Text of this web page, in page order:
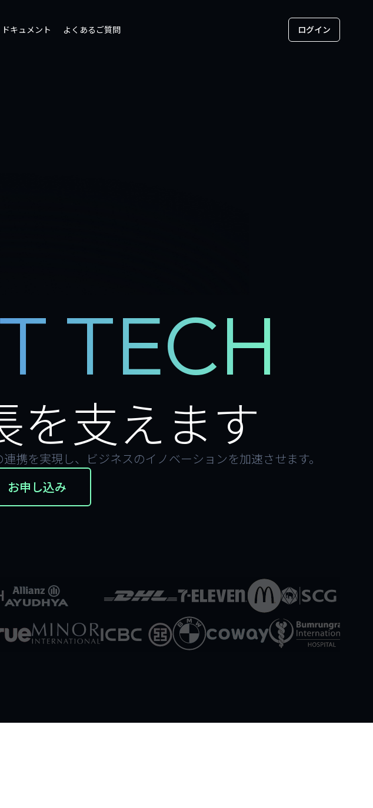
ドキュメント よくあるご質問 ログイン
TECH
を支えます
携を実現し、ビジネスのイノベーションを加速させます。
お申し込み